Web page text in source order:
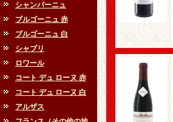
シャンパーニュ
ブルゴーニュ 赤
ブルゴーニュ 白
シャブリ
ロワール
コート デュ ローヌ 赤
コート デュ ローヌ 白
アルザス